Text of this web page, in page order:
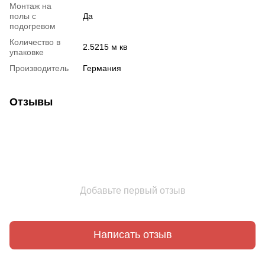
Монтаж на
полы с
подогревом
Да
Количество в
упаковке
2.5215 м кв
Производитель Германия
Отзывы
Добавьте первый отзыв
Написать отзыв